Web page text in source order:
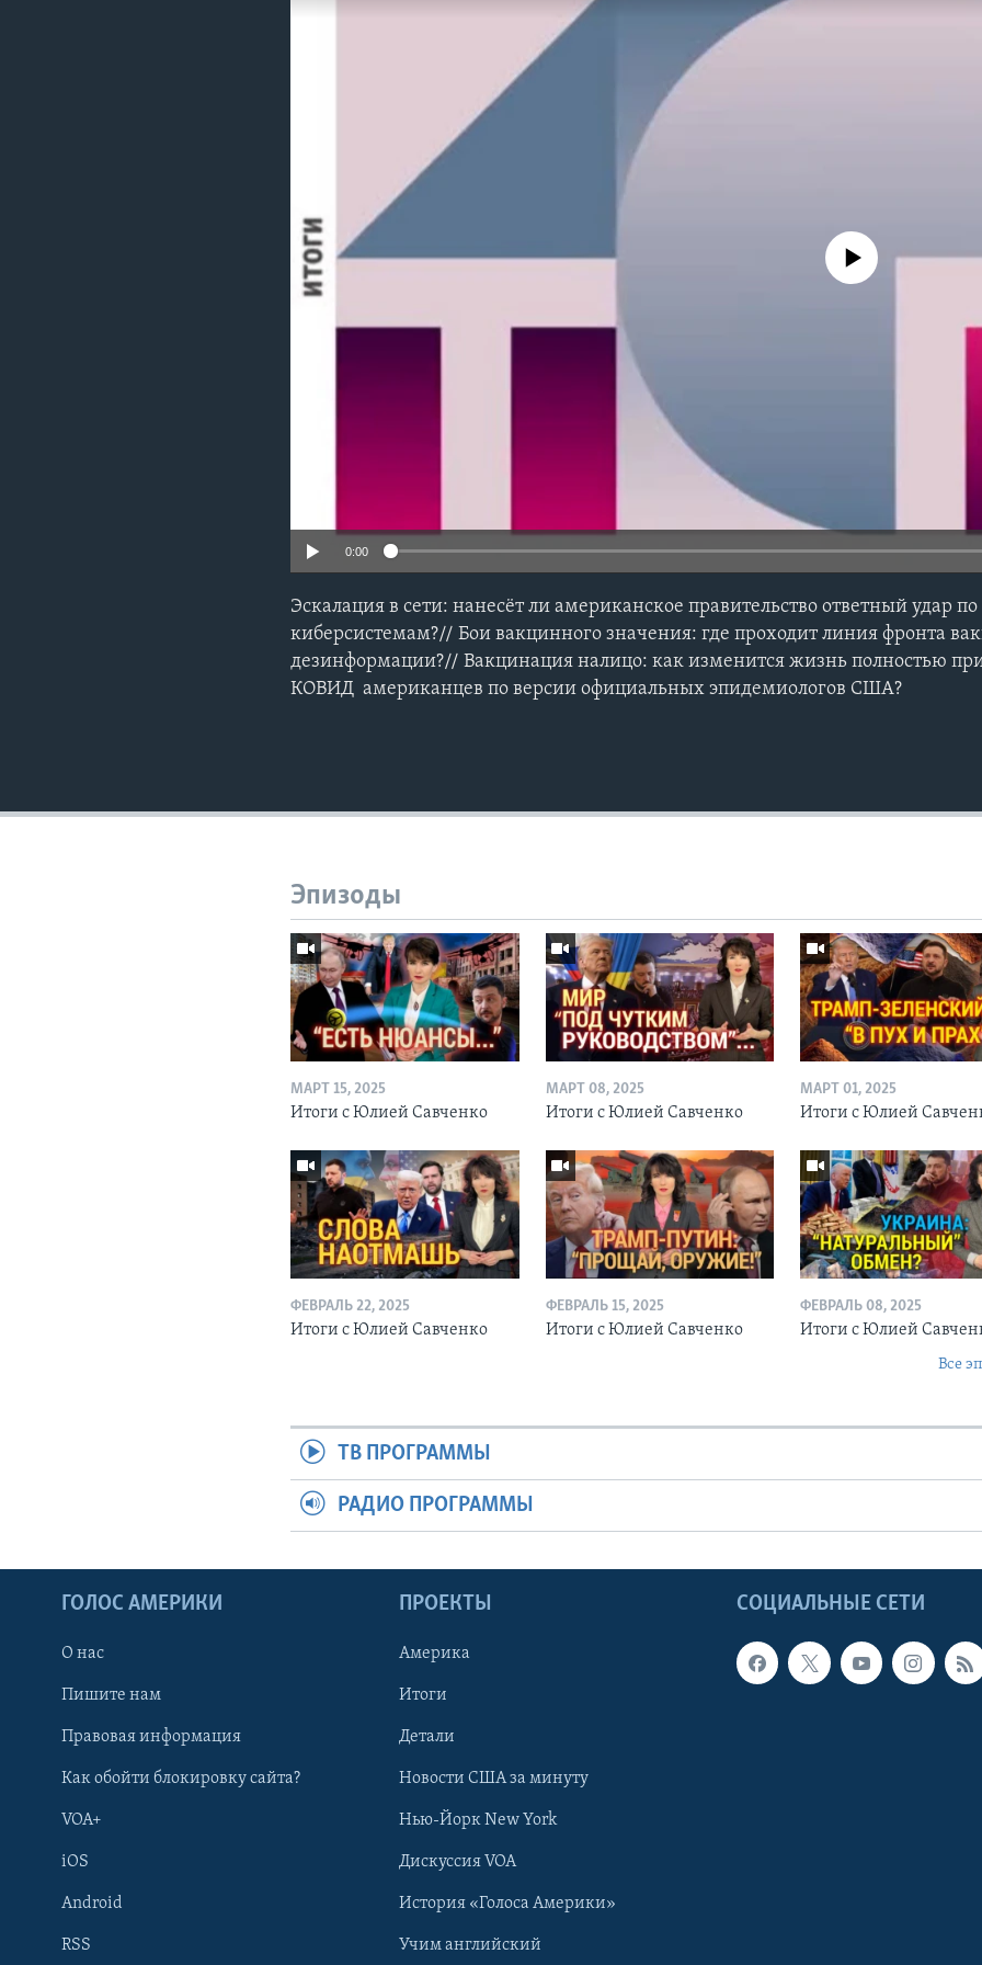
No media source currently
0:00
Эскалация в сети: нанесёт ли американское правительство ответный удар
киберсистемам?// Бои вакцинного значения: где проходит линия фронта
дезинформации?// Вакцинация налицо: как изменится жизнь полностью
КОВИД американцев по версии официальных эпидемиологов США?
Эпизоды
МАРТ 15, 2025
Итоги с Юлией Савченко
МАРТ 08, 2025
Итоги с Юлией Савченко
МАРТ 01, 2025
Итоги с Юлией
ФЕВРАЛЬ 22, 2025
Итоги с Юлией Савченко
ФЕВРАЛЬ 15, 2025
Итоги с Юлией Савченко
ФЕВРАЛЬ 08, 2025
Итоги с Юлией
Все
ТВ ПРОГРАММЫ
РАДИО ПРОГРАММЫ
СОЦИАЛЬНЫЕ СЕТИ
ГОЛОС АМЕРИКИ
О нас
Пишите нам
Правовая информация
Как обойти блокировку сайта?
VOA+
iOS
Android
RSS
ПРОЕКТЫ
Америка
Итоги
Детали
Новости США за минуту
Нью-Йорк New York
Дискуссия VOA
История «Голоса Америки»
Учим английский